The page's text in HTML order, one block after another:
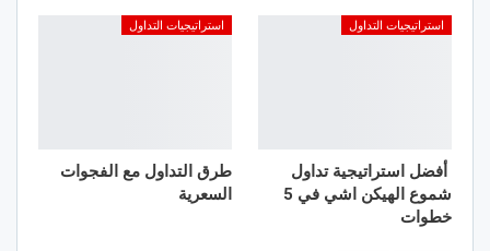
استراتيجيات التداول
أفضل استراتيجية تداول
شموع الهيكن اشي في 5
خطوات
استراتيجيات التداول
طرق التداول مع الفجوات
السعرية